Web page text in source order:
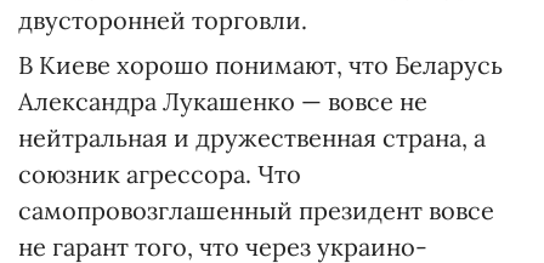
двусторонней торговли.
В Киеве хорошо понимают, что Беларусь
Александра Лукашенко — вовсе не
нейтральная и дружественная страна, а
союзник агрессора. Что
самопровозглашенный президент вовсе
не гарант того, что через украино-